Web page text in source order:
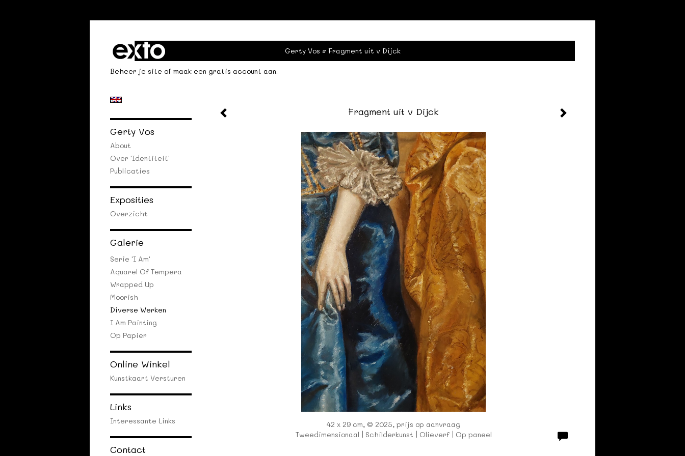
Gerty Vos Fragment uit v Dijck
Beheer je site of maak een gratis account aan.
Fragment uit v Dijck
42 x 29 cm, © 2025, prijs op aanvraag
Tweedimensionaal | Schilderkunst | Olieverf | Op paneel
Gerty Vos
About
Over 'identiteit'
Publicaties
Exposities
Overzicht
Galerie
Serie 'I Am'
Aquarel Of Tempera
Wrapped Up
Moorish
Diverse Werken
I Am Painting
Op Papier
Online Winkel
Kunstkaart Versturen
Links
Interessante Links
Contact